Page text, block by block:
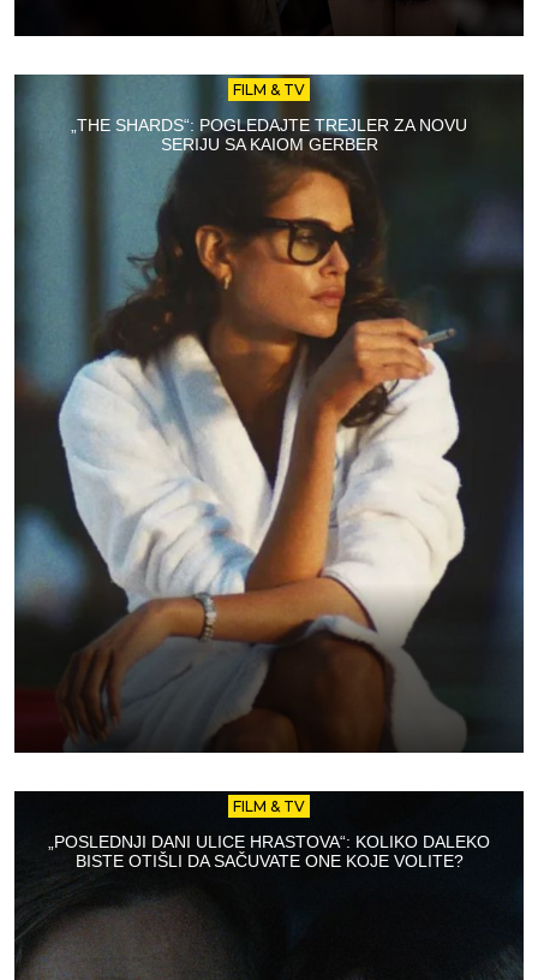
FILM & TV
„THE SHARDS“: POGLEDAJTE TREJLER ZA NOVU
SERIJU SA KAIOM GERBER
FILM & TV
„POSLEDNJI DANI ULICE HRASTOVA“: KOLIKO DALEKO
BISTE OTIŠLI DA SAČUVATE ONE KOJE VOLITE?